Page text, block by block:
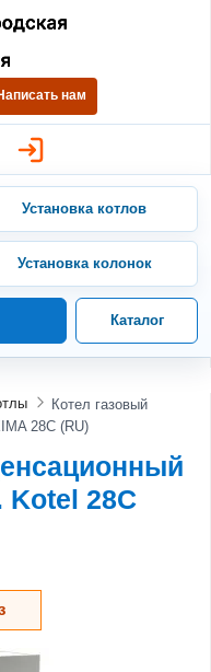
Газовая
нам
Установка котлов
Установка колонок
Каталог
Котел газовый
28C (RU)
Kotel 28C